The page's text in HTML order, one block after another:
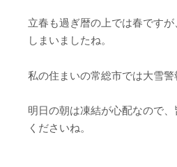
立春も過ぎ暦の上では春です
しまいましたね。
私の住まいの常総市では大雪警
明日の朝は凍結が心配なので
くださいね。